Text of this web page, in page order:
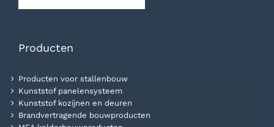
Producten
Producten voor stallenbouw
Kunststof panelensysteem
Kunststof kozijnen en deuren
Brandvertragende bouwproducten